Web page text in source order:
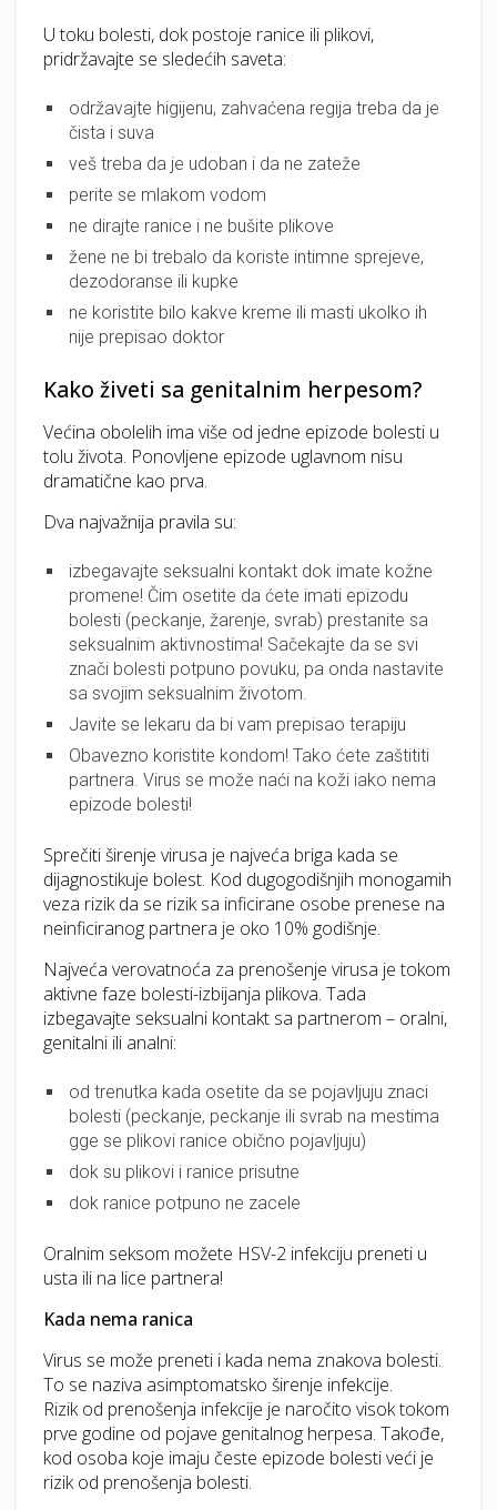
U toku bolesti, dok postoje ranice ili plikovi,
pridržavajte se sledećih saveta:
održavajte higijenu, zahvaćena regija treba da je
čista i suva
veš treba da je udoban i da ne zateže
perite se mlakom vodom
ne dirajte ranice i ne bušite plikove
žene ne bi trebalo da koriste intimne sprejeve,
dezodoranse ili kupke
ne koristite bilo kakve kreme ili masti ukolko ih
nije prepisao doktor
Kako živeti sa genitalnim herpesom?
Većina obolelih ima više od jedne epizode bolesti u
tolu života. Ponovljene epizode uglavnom nisu
dramatične kao prva.
Dva najvažnija pravila su:
izbegavajte seksualni kontakt dok imate kožne
promene! Čim osetite da ćete imati epizodu
bolesti (peckanje, žarenje, svrab) prestanite sa
seksualnim aktivnostima! Sačekajte da se svi
znači bolesti potpuno povuku, pa onda nastavite
sa svojim seksualnim životom.
Javite se lekaru da bi vam prepisao terapiju
Obavezno koristite kondom! Tako ćete zaštititi
partnera. Virus se može naći na koži iako nema
epizode bolesti!
Sprečiti širenje virusa je najveća briga kada se
dijagnostikuje bolest. Kod dugogodišnjih monogamih
veza rizik da se rizik sa inficirane osobe prenese na
neinficiranog partnera je oko 10% godišnje.
Najveća verovatnoća za prenošenje virusa je tokom
aktivne faze bolesti-izbijanja plikova. Tada
izbegavajte seksualni kontakt sa partnerom – oralni,
genitalni ili analni:
od trenutka kada osetite da se pojavljuju znaci
bolesti (peckanje, peckanje ili svrab na mestima
gge se plikovi ranice obično pojavljuju)
dok su plikovi i ranice prisutne
dok ranice potpuno ne zacele
Oralnim seksom možete HSV-2 infekciju preneti u
usta ili na lice partnera!
Kada nema ranica
Virus se može preneti i kada nema znakova bolesti.
To se naziva asimptomatsko širenje infekcije.
Rizik od prenošenja infekcije je naročito visok tokom
prve godine od pojave genitalnog herpesa. Takođe,
kod osoba koje imaju česte epizode bolesti veći je
rizik od prenošenja bolesti.